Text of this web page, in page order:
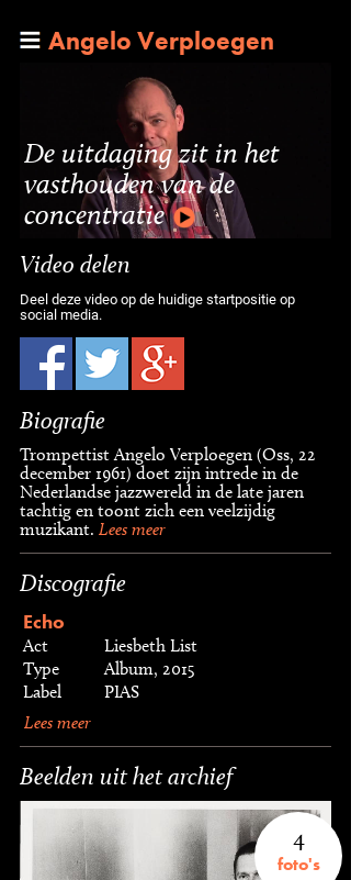
Angelo Verploegen
De uitdaging zit in het
vasthouden van de
concentratie
Video delen
Deel deze video op de huidige startpositie op
social media.
Biografie
Trompettist Angelo Verploegen (Oss, 22
december 1961) doet zijn intrede in de
Nederlandse jazzwereld in de late jaren
tachtig en toont zich een veelzijdig
muzikant. Lees meer
Discografie
Echo
Act
Liesbeth List
Type
Album, 2015
Label
PIAS
Lees meer
Beelden uit het archief
4
foto's